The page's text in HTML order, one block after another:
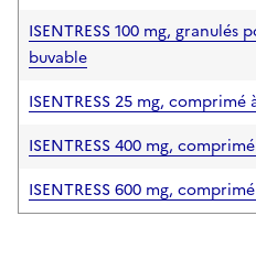
ISENTRESS 100 mg, granulés
buvable
ISENTRESS 25 mg, comprimé
ISENTRESS 400 mg,
ISENTRESS 600 mg,